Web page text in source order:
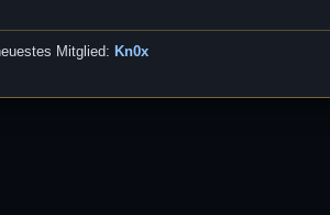
Mitglied:Kn0x